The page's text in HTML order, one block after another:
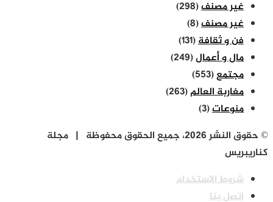
غير مصنف(298)
غير مصنف(8)
فن و ثقافة(131)
مال و أعمال(249)
مجتمع(553)
مغاربة العالم(263)
منوعات(3)
© حقوق النشر 2026، جميع الحقوق محفوظة | مجلة
كناريبريس
شروط الاستخدام
اتصل بنا